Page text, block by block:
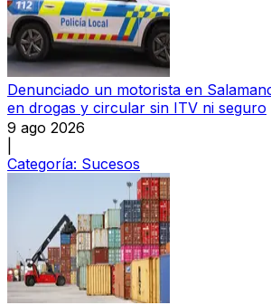
Denunciado un motorista en
en drogas y circular sin ITV ni seguro
9 ago 2026
Categoría: Sucesos